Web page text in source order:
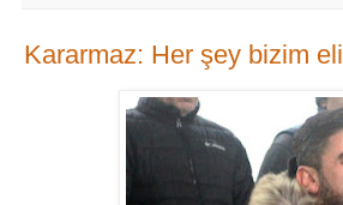
Kararmaz: Her şey bizim